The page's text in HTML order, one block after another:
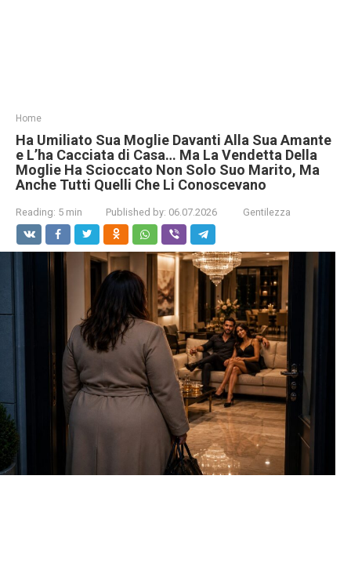
Home
Ha Umiliato Sua Moglie Davanti Alla Sua Amante
e L’ha Cacciata di Casa… Ma La Vendetta Della
Moglie Ha Scioccato Non Solo Suo Marito, Ma
Anche Tutti Quelli Che Li Conoscevano
Reading: 5 min Published by: 06.07.2026 Gentilezza